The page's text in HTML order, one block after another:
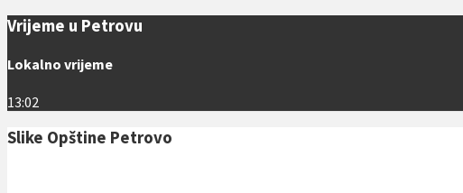
Vrijeme u Petrovu
Lokalno vrijeme
13:02
Slike Opštine Petrovo